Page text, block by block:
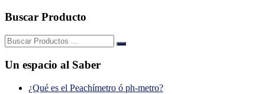
Buscar Producto
Buscar:
Un espacio al Saber
¿Qué es el Peachímetro ó ph-metro?